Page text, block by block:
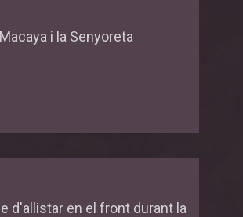
i la Senyoreta
d'allistar en el front durant la